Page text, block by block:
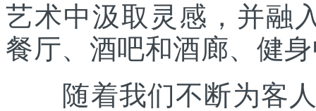
艺术中汲取灵感，并融
餐厅、酒吧和酒廊、健
随着我们不断为客人